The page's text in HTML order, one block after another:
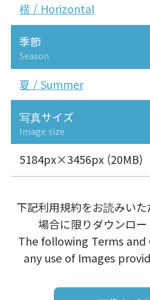
横 / Horizontal
季節
Season
夏 / Summer
写真サイズ
Image size
5184px×3456px (20MB)
下記利用規約をお読みい
場合に限りダウンロー
The following Terms
any use of Images